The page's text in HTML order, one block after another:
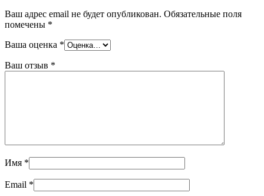
Ваш адрес email не будет опубликован. Обязательные поля
помечены *
Ваша оценка *
Ваш отзыв *
Имя *
Email *